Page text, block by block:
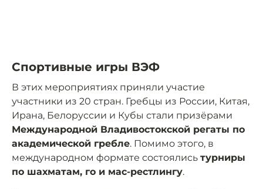
Спортивные игры ВЭФ
В этих мероприятиях приняли участие
участники из 20 стран. Гребцы из России, Китая,
Ирана, Белоруссии и Кубы стали призёрами
Международной Владивостокской регаты по
академической гребле. Помимо этого, в
международном формате состоялись турниры
по шахматам, го и мас-рестлингу.